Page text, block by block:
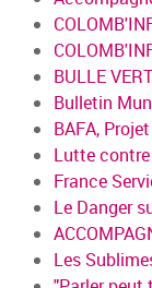
BULLE
Bulletin
BAFA,
Lutte
France
Le Danger
Les